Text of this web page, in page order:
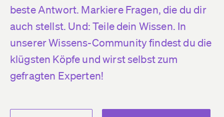
beste Antwort. Markiere Fragen, die du dir
auch stellst. Und: Teile dein Wissen. In
unserer Wissens-Community findest du die
klügsten Köpfe und wirst selbst zum
gefragten Experten!